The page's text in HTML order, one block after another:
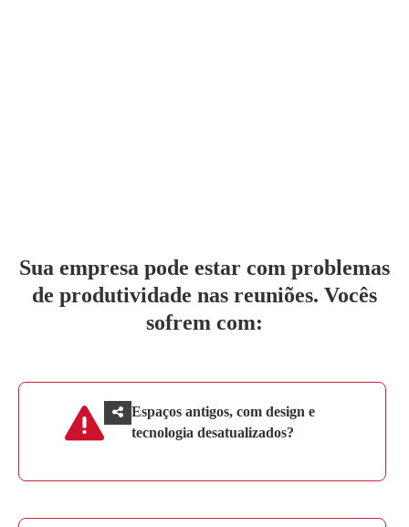
Sua empresa pode estar com problemas
de produtividade nas reuniões. Vocês
sofrem com:
Espaços antigos, com design e
tecnologia desatualizados?